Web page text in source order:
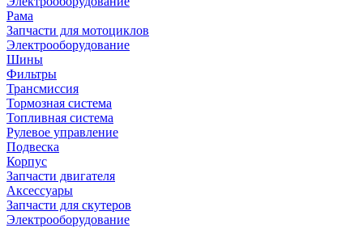
Рама
Запчасти для мотоциклов
Электрооборудование
Шины
Фильтры
Трансмиссия
Тормозная система
Топливная система
Рулевое управление
Подвеска
Корпус
Запчасти двигателя
Аксессуары
Запчасти для скутеров
Электрооборудование